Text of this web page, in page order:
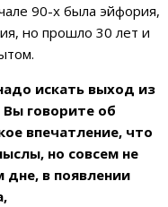
90-х была эйфория,
но прошло 30 лет и
искать выход из
говорите об
впечатление, что
но совсем не
в появлении